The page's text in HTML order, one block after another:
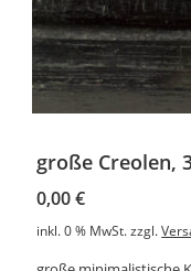
große Creolen,
0,00€
inkl. 0 % MwSt. zzgl.